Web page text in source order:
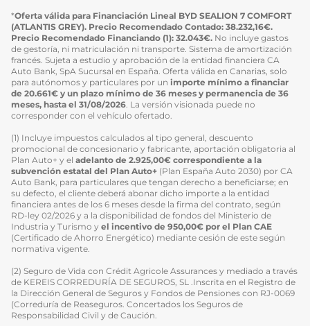
*Oferta válida para Financiación Lineal BYD SEALION 7 COMFORT
(ATLANTIS GREY). Precio Recomendado Contado: 38.232,16€.
Precio Recomendado Financiando (1): 32.043€. No incluye gastos
de gestoría, ni matriculación ni transporte. Sistema de amortización
francés. Sujeta a estudio y aprobación de la entidad financiera CA
Auto Bank, SpA Sucursal en España. Oferta válida en Canarias, solo
para autónomos y particulares por un importe mínimo a financiar
de 20.661€ y un plazo mínimo de 36 meses y permanencia de 36
meses, hasta el 31/08/2026. La versión visionada puede no
corresponder con el vehículo ofertado.
(1) Incluye impuestos calculados al tipo general, descuento
promocional de concesionario y fabricante, aportación obligatoria al
Plan Auto+ y el adelanto de 2.925,00€ correspondiente a la
subvención estatal del Plan Auto+ (Plan España Auto 2030) por CA
Auto Bank, para particulares que tengan derecho a beneficiarse; en
su defecto, el cliente deberá abonar dicho importe a la entidad
financiera antes de los 6 meses desde la firma del contrato, según
RD-ley 02/2026 y a la disponibilidad de fondos del Ministerio de
Industria y Turismo y el incentivo de 950,00€ por el Plan CAE
(Certificado de Ahorro Energético) mediante cesión de este según
normativa vigente.
(2) Seguro de Vida con Crédit Agricole Assurances y mediado a través
de KEREIS CORREDURÍA DE SEGUROS, SL .Inscrita en el Registro de
la Dirección General de Seguros y Fondos de Pensiones con RJ-0069
(Correduría de Reaseguros. Concertados los Seguros de
Responsabilidad Civil y de Caución.